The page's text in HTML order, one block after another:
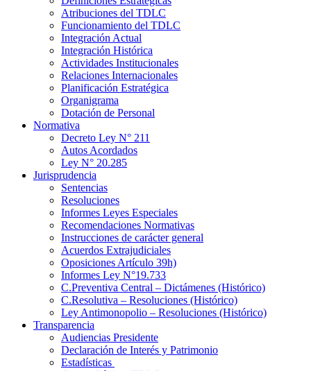
Atribuciones del TDLC
Funcionamiento del TDLC
Integración Actual
Integración Histórica
Actividades Institucionales
Relaciones Internacionales
Planificación Estratégica
Organigrama
Dotación de Personal
Normativa
Decreto Ley N° 211
Autos Acordados
Ley N° 20.285
Jurisprudencia
Sentencias
Resoluciones
Informes Leyes Especiales
Recomendaciones Normativas
Instrucciones de carácter general
Acuerdos Extrajudiciales
Oposiciones Artículo 39h)
Informes Ley N°19.733
C.Preventiva Central – Dictámenes (Histórico)
C.Resolutiva – Resoluciones (Histórico)
Ley Antimonopolio – Resoluciones (Histórico)
Transparencia
Audiencias Presidente
Declaración de Interés y Patrimonio
Estadísticas